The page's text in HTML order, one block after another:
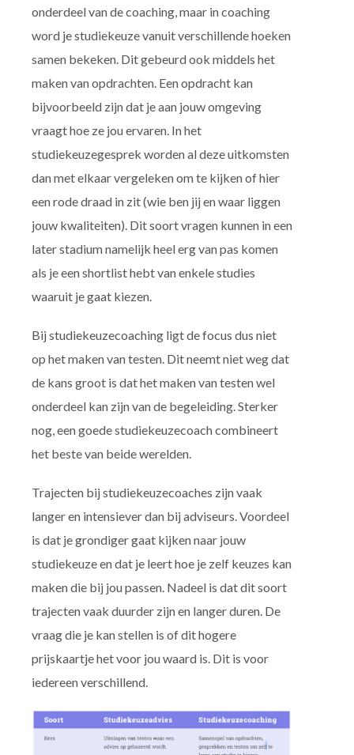
onderdeel van de coaching, maar in coaching
word je studiekeuze vanuit verschillende hoeken
samen bekeken. Dit gebeurd ook middels het
maken van opdrachten. Een opdracht kan
bijvoorbeeld zijn dat je aan jouw omgeving
vraagt hoe ze jou ervaren. In het
studiekeuzegesprek worden al deze uitkomsten
dan met elkaar vergeleken om te kijken of hier
een rode draad in zit (wie ben jij en waar liggen
jouw kwaliteiten). Dit soort vragen kunnen in een
later stadium namelijk heel erg van pas komen
als je een shortlist hebt van enkele studies
waaruit je gaat kiezen.
Bij studiekeuzecoaching ligt de focus dus niet
op het maken van testen. Dit neemt niet weg dat
de kans groot is dat het maken van testen wel
onderdeel kan zijn van de begeleiding. Sterker
nog, een goede studiekeuzecoach combineert
het beste van beide werelden.
Trajecten bij studiekeuzecoaches zijn vaak
langer en intensiever dan bij adviseurs. Voordeel
is dat je grondiger gaat kijken naar jouw
studiekeuze en dat je leert hoe je zelf keuzes kan
maken die bij jou passen. Nadeel is dat dit soort
trajecten vaak duurder zijn en langer duren. De
vraag die je kan stellen is of dit hogere
prijskaartje het voor jou waard is. Dit is voor
iedereen verschillend.